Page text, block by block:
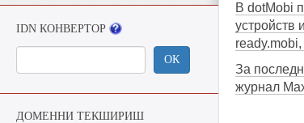
IDN КОНВЕРТОР
ОК
ДОМЕННИ ТЕКШИРИШ
В dotMobi
устройств
За
журнал